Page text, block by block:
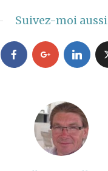
Suivez-moi aussi